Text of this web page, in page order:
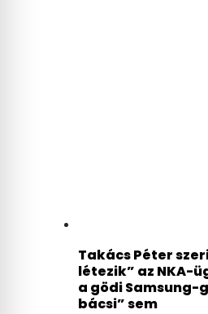
Takács Péter
létezik” az NKA-
a gödi Samsung-
bácsi” sem